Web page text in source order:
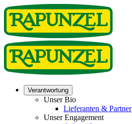
Verantwortung
Unser Bio
Lieferanten & Partner
Unser Engagement